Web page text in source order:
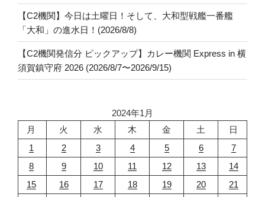
【C2機関】今日は土曜日！そして、大和型戦艦一番艦
「大和」の進水日！(2026/8/8)
【C2機関発信分 ピックアップ】カレー機関 Express in 横
須賀鎮守府 2026 (2026/8/7〜2026/9/15)
2024年1月
月
火 水 木 金 土
日
1
2 3 4 5 6
7
8
9 10 11 12 13
14
15
16 17 18 19 20
21